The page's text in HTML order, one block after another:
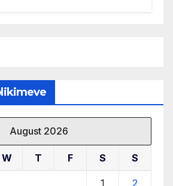
August 2026
W T F S S
1 2